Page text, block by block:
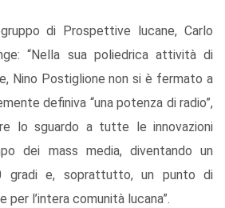
di Prospettive lucane, Carlo
“Nella sua poliedrica attività di
Nino Postiglione non si è fermato a
definiva “una potenza di radio”,
lo sguardo a tutte le innovazioni
dei mass media, diventando un
gradi e, soprattutto, un punto di
l’intera comunità lucana”.